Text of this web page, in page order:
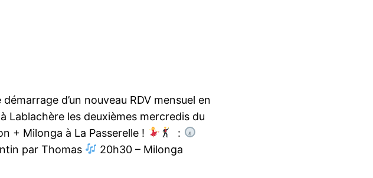
d’un nouveau RDV mensuel en
Lablachère les deuxièmes mercredis du
+ Milonga à La Passerelle !
:
par Thomas
20h30 – Milonga